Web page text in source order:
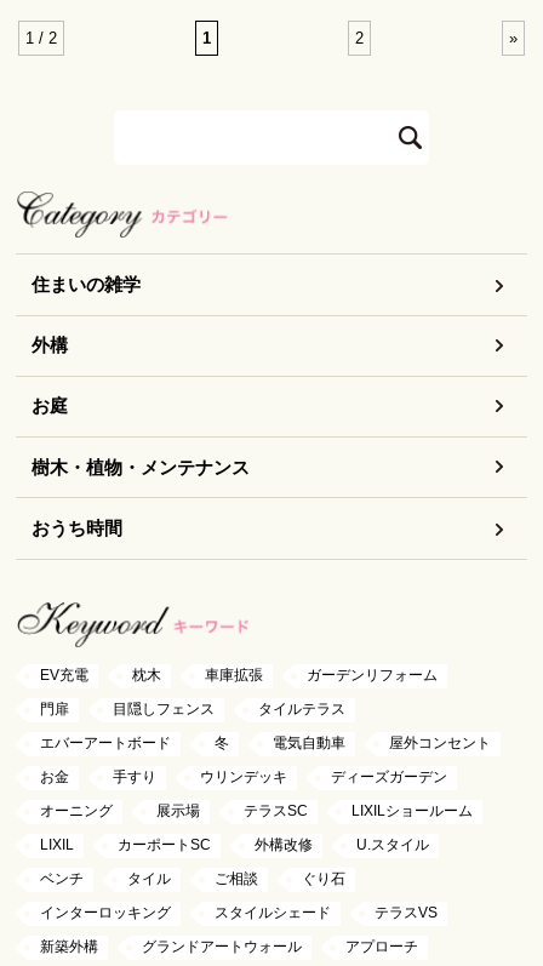
1 / 2 1 2 »
住まいの雑学
外構
お庭
樹木・植物・メンテナンス
おうち時間
EV充電 枕木 車庫拡張
ガーデンリフォーム
門扉
目隠しフェンス
タイルテラス
エバーアートボード
冬 電気自動車
屋外コンセント
お金
手すり ウリンデッキ
ディーズガーデン
オーニング
展示場 テラスSC
LIXILショールーム
LIXIL
カーポートSC 外構改修
U.スタイル
ベンチ
タイル ご相談
ぐり石
インターロッキング
スタイルシェード
テラスVS
新築外構
グランドアートウォール
アプローチ